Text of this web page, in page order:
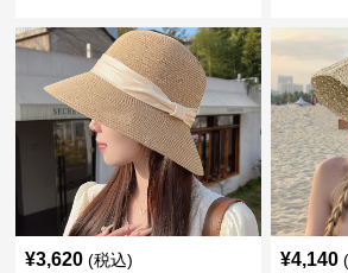
¥3,620 (税込) ¥4,140